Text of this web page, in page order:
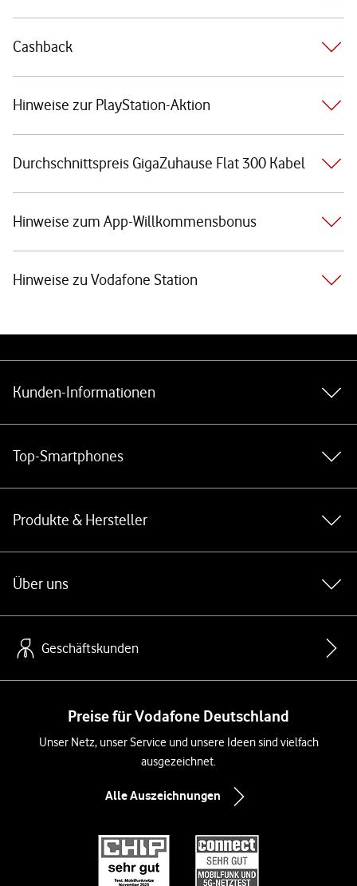
Cashback
Hinweise zur PlayStation-Aktion
Durchschnittspreis GigaZuhause Flat 300 Kabel
Hinweise zum App-Willkommensbonus
Hinweise zu Vodafone Station
Kunden-Informationen
Top-Smartphones
Produkte & Hersteller
Über uns
Geschäftskunden
Preise für Vodafone Deutschland
Unser Netz, unser Service und unsere Ideen sind vielfach
ausgezeichnet.
Alle Auszeichnungen